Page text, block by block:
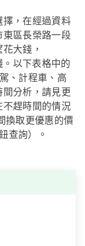
，在經過資料
區長榮路一段
大錢，
以下表格中的
、計程車、高
分析，請見更
趕時間的情況
換取更優惠的價
查詢）。